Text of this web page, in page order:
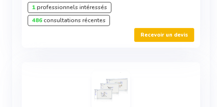
1professionnels intéressés
486consultations récentes
Recevoir un devis